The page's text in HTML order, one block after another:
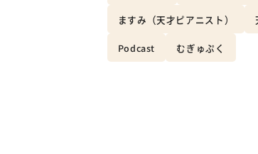
ますみ（天才ピアニスト）
Podcast むぎゅぷく